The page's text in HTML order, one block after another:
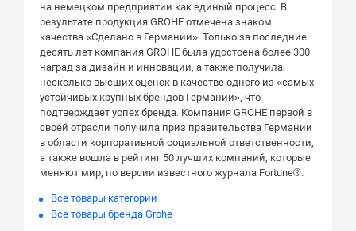
на немецком предприятии как единый процесс. В
результате продукция GROHE отмечена знаком
качества «Сделано в Германии». Только за последние
десять лет компания GROHE была удостоена более 300
наград за дизайн и инновации, а также получила
несколько высших оценок в качестве одного из «самых
устойчивых крупных брендов Германии», что
подтверждает успех бренда. Компания GROHE первой в
своей отрасли получила приз правительства Германии
в области корпоративной социальной ответственности,
а также вошла в рейтинг 50 лучших компаний, которые
меняют мир, по версии известного журнала Fortune®.
Все товары категории
Все товары бренда Grohe